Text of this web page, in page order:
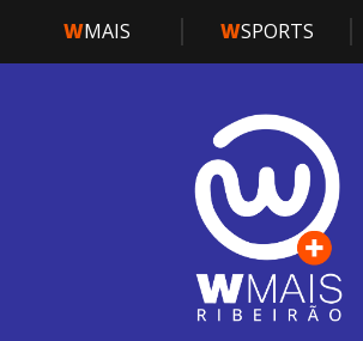
WMAIS WSPORTS